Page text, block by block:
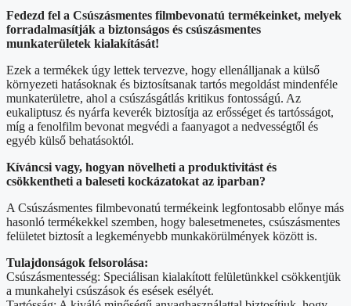
Fedezd fel a Csúszásmentes filmbevonatú termékeinket, melyek
forradalmasítják a biztonságos és csúszásmentes
munkaterületek kialakítását!
Ezek a termékek úgy lettek tervezve, hogy ellenálljanak a külső
környezeti hatásoknak és biztosítsanak tartós megoldást mindenféle
munkaterületre, ahol a csúszásgátlás kritikus fontosságú. Az
eukaliptusz és nyárfa keverék biztosítja az erősséget és tartósságot,
míg a fenolfilm bevonat megvédi a faanyagot a nedvességtől és
egyéb külső behatásoktól.
Kíváncsi vagy, hogyan növelheti a produktivitást és
csökkentheti a baleseti kockázatokat az iparban?
A Csúszásmentes filmbevonatú termékeink legfontosabb előnye más
hasonló termékekkel szemben, hogy balesetmenetes, csúszásmentes
felületet biztosít a legkeményebb munkakörülmények között is.
Tulajdonságok felsorolása:
Csúszásmentesség: Speciálisan kialakított felületünkkel csökkentjük
a munkahelyi csúszások és esések esélyét.